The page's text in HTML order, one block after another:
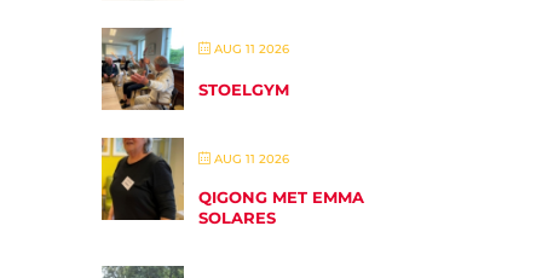
AUG 11 2026
STOELGYM
AUG 11 2026
QIGONG MET EMMA
SOLARES